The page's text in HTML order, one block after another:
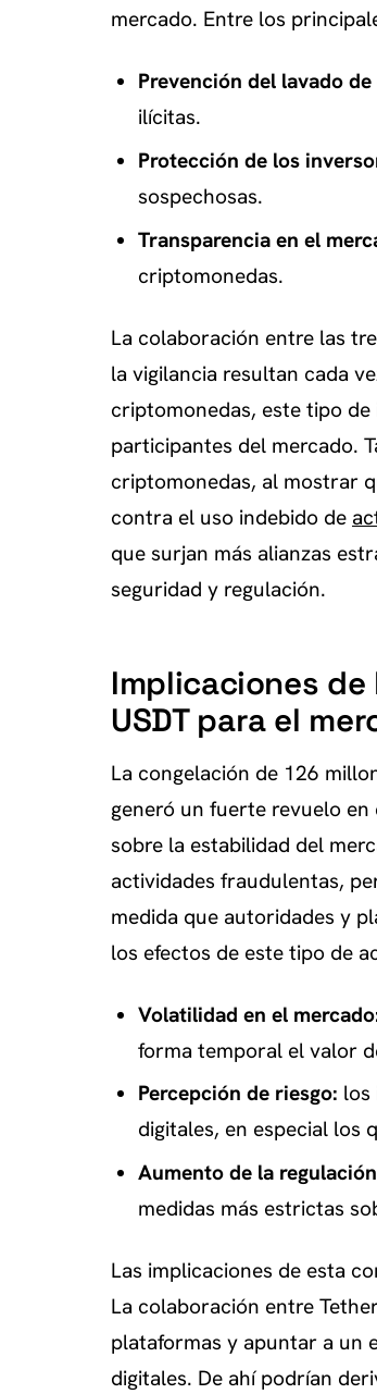
mercado. Entre los
Prevención del lavado
ilícitas.
Protección de los
sospechosas.
Transparencia en el
criptomonedas.
La colaboración entre las
la vigilancia resultan cada
criptomonedas, este tipo
participantes del mercado.
criptomonedas, al mostrar
contra el uso indebido de
que surjan más alianzas
seguridad y regulación.
Implicaciones
USDT para el
La congelación de 126
generó un fuerte revuelo
sobre la estabilidad del
actividades fraudulentas,
medida que autoridades y
los efectos de este tipo de
Volatilidad en el
forma temporal el valor
Percepción de riesgo: los
digitales, en especial los
Aumento de la
medidas más estrictas
Las implicaciones de esta
La colaboración entre
plataformas y apuntar a un
digitales. De ahí podrían